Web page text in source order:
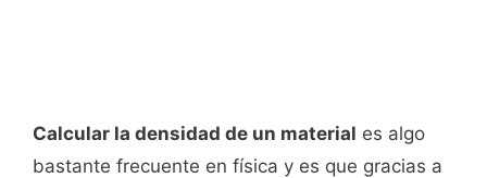
Calcular la densidad de un material es algo
bastante frecuente en física y es que gracias a